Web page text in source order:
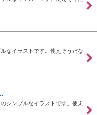
なイラストです。使えそうだな
シンプルなイラストです。使え